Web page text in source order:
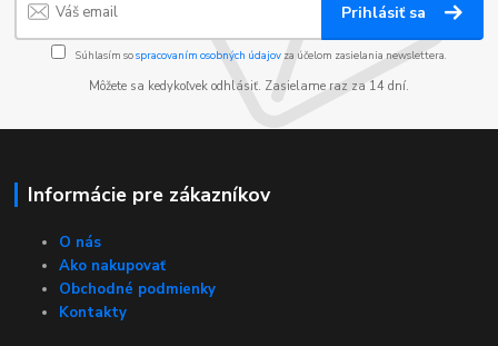
Prihlásiť sa
Súhlasím sospracovaním osobných údajov za účelom zasielania newslettera.
Môžete sa kedykoľvek odhlásiť. Zasielame raz za 14 dní.
Informácie pre zákazníkov
O nás
Ako nakupovať
Obchodné podmienky
Kontakty